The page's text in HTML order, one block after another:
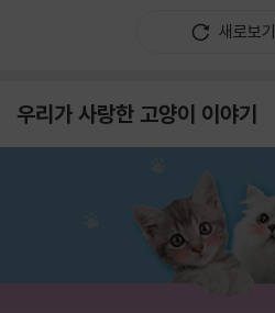
새로보기
우리가 사랑한 고양이 이야기